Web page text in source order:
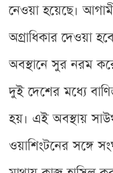
নেওয়া হয়েছে।
অগ্রাধিকার দেওয়া
অবস্থানে সুর নরম
দুই দেশের মধ্যে
হয়। এই অবস্থায়
ওয়াশিংটনের সঙ্গে